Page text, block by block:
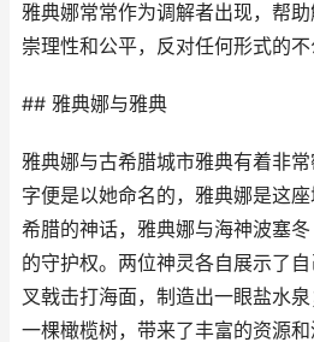
雅典娜常常作为调解者出现，帮
崇理性和公平，反对任何形式的不
## 雅典娜与雅典
雅典娜与古希腊城市雅典有着非
字便是以她命名的，雅典娜是这
希腊的神话，雅典娜与海神波塞
的守护权。两位神灵各自展示了
叉戟击打海面，制造出一眼盐水
一棵橄榄树，带来了丰富的资源